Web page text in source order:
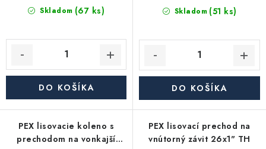
Skladom (67 ks)
DO KOŠÍKA
Skladom (51 ks)
DO KOŠÍKA
PEX lisovacie koleno s
prechodom na vonkajší
PEX lisovací prechod na
vnútorný závit 26x1" TH